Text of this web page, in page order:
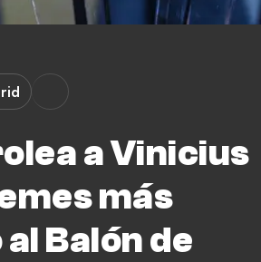
a Vinicius
más
Balón de